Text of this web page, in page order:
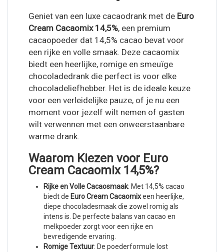
Geniet van een luxe cacaodrank met de Euro
Cream Cacaomix 14,5%, een premium
cacaopoeder dat 14,5% cacao bevat voor
een rijke en volle smaak. Deze cacaomix
biedt een heerlijke, romige en smeuïge
chocoladedrank die perfect is voor elke
chocoladeliefhebber. Het is de ideale keuze
voor een verleidelijke pauze, of je nu een
moment voor jezelf wilt nemen of gasten
wilt verwennen met een onweerstaanbare
warme drank.
Waarom Kiezen voor Euro
Cream Cacaomix 14,5%?
Rijke en Volle Cacaosmaak: Met 14,5% cacao
biedt de Euro Cream Cacaomixeen heerlijke,
diepe chocoladesmaak die zowel romig als
intens is. De perfecte balans van cacao en
melkpoeder zorgt voor een rijke en
bevredigende ervaring.
Romige Textuur: De poederformule lost